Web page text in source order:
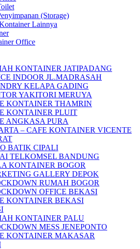
(Storage)
Lainnya
Office
KONTAINER JATIPADANG
INDOOR JL.MADRASAH
KELAPA GADING
YAKITORI MERUYA
KONTAINER THAMRIN
KONTAINER PLUIT
ANGKASA PURA
– CAFE KONTAINER VICENTE
BATIK CIPALI
TELKOMSEL BANDUNG
KONTAINER BOGOR
GALLERY DEPOK
RUMAH BOGOR
OFFICE BEKASI
KONTAINER BEKASI
KONTAINER PALU
MESS JENEPONTO
KONTAINER MAKASAR